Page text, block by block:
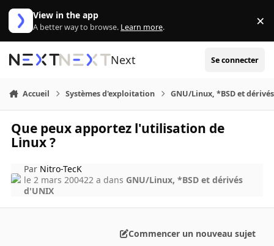
Aller au contenu
View in the app
A better way to browse. Learn more. ×
Next Se connecter
Accueil Systèmes d'exploitation GNU/Linux, *BSD et
Que peux apportez l'utilisation de
Linux ?
Par Nitro-TecK
le 2 mars 200422 a dans GNU/Linux, *BSD et dérivés
d'UNIX
Commencer un nouveau sujet